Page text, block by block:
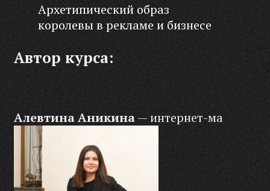
Архетипический образ
королевы в рекламе и бизнесе
Автор курса:
Алевтина Аникина— интернет-ма